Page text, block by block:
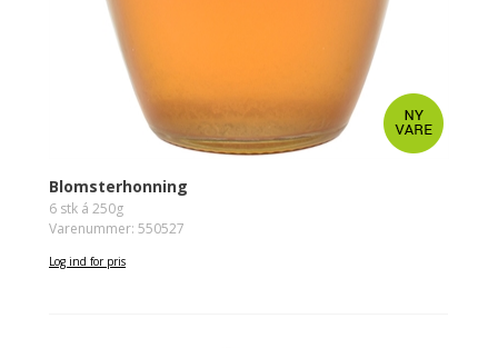
Blomsterhonning
6 stk á 250g
Varenummer: 550527
Log ind for pris